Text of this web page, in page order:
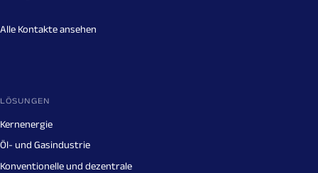
Alle Kontakte ansehen
LÖSUNGEN
Kernenergie
Öl- und Gasindustrie
Konventionelle und dezentrale